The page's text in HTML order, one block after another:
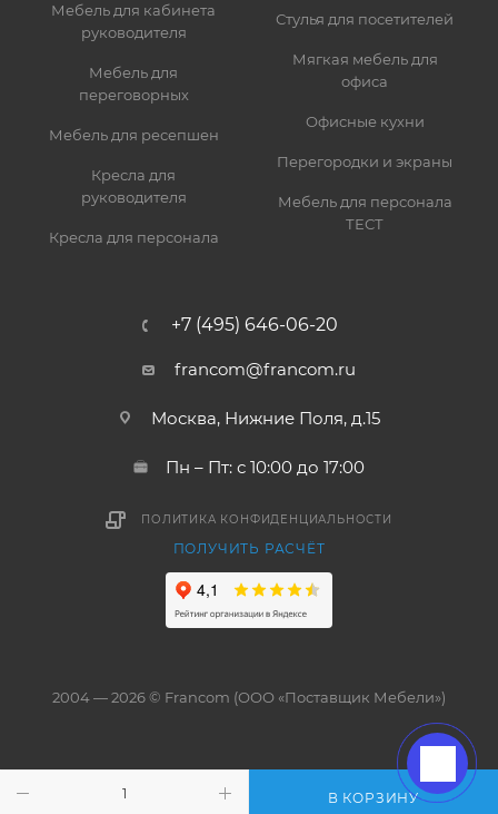
В КОРЗИНУ
Мебель для кабинета
руководителя
Мебель для
переговорных
Мебель для ресепшен
Кресла для
руководителя
Кресла для персонала
Стулья для посетителей
Мягкая мебель для
офиса
Офисные кухни
Перегородки и экраны
Мебель для персонала
ТЕСТ
+7 (495) 646-06-20
francom@francom.ru
Москва, Нижние Поля, д.15
Пн – Пт: с 10:00 до 17:00
ПОЛИТИКА КОНФИДЕНЦИАЛЬНОСТИ
ПОЛУЧИТЬ РАСЧЁТ
2004 — 2026 © Francom (ООО «Поставщик Мебели»)